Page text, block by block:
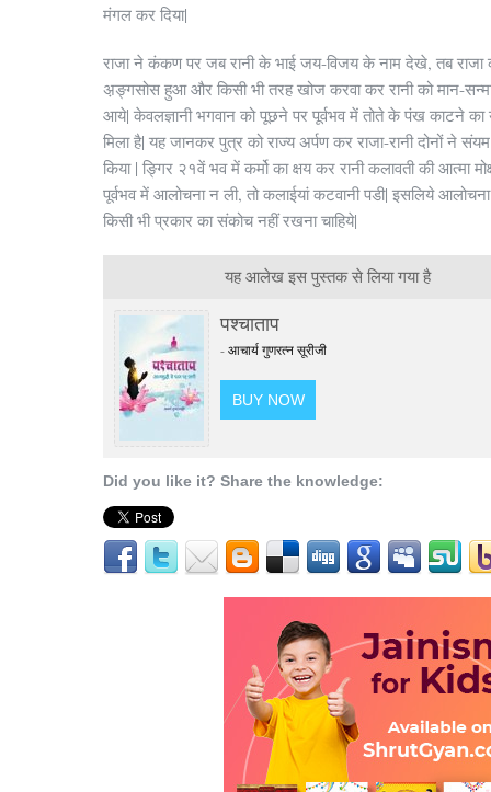
मंगल कर दिया|
राजा ने कंकण पर जब रानी के भाई जय-विजय के नाम देखे, तब राजा
अ़ङ्गसोस हुआ और किसी भी तरह खोज करवा कर रानी को मान-
आये| केवलज्ञानी भगवान को पूछने पर पूर्वभव में तोते के पंख काटने
मिला है| यह जानकर पुत्र को राज्य अर्पण कर राजा-रानी दोनों ने
किया | ङ्गिर २१वें भव में कर्मो का क्षय कर रानी कलावती की आत्मा
पूर्वभव में आलोचना न ली, तो कलाईयां कटवानी पडी| इसलिये
किसी भी प्रकार का संकोच नहीं रखना चाहिये|
यह आलेख इस पुस्तक से लिया गया है
पश्चाताप
-आचार्य गुणरत्न सूरीजी
BUY NOW
Did you like it? Share the knowledge: